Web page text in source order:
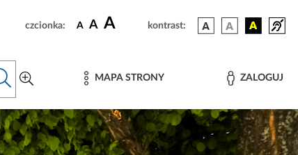
czcionka: A A A kontrast:
MAPA STRONY ZALOGUJ